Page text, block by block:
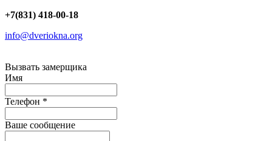
+7(831) 418-00-18
info@dveriokna.org
Вызвать замерщика
Имя
Телефон *
Ваше сообщение